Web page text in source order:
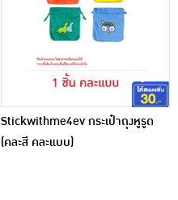
Stickwithme4ev กระเป๋าถุงหูรูด
(คละสี คละแบบ)